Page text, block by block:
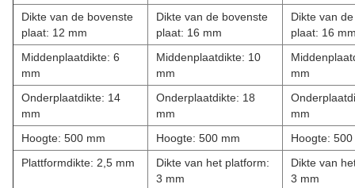
Dikte van de bovenste
plaat: 12 mm
Dikte van de bovenste
plaat: 16 mm
Dikte van
plaat: 16
Middenplaatdikte: 6
mm
Middenplaatdikte: 10
mm
mm
Onderplaatdikte: 14
mm
Onderplaatdikte: 18
mm
mm
Hoogte: 500 mm
Hoogte: 500 mm
Hoogte:
Plattformdikte: 2,5 mm
Dikte van het platform:
3 mm
Dikte van
3 mm